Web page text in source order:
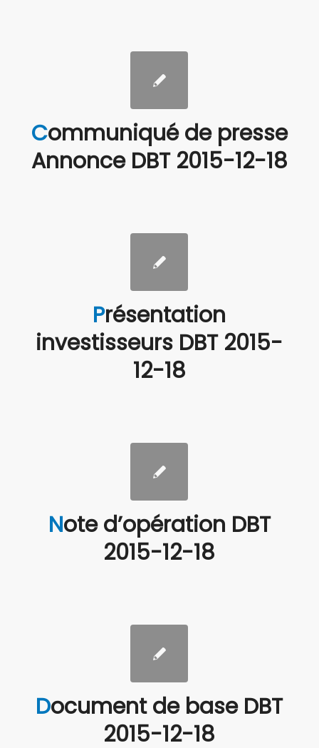
Communiqué de presse
Annonce DBT 2015-12-18
Présentation
investisseurs DBT 2015-
12-18
Note d’opération DBT
2015-12-18
Document de base DBT
2015-12-18